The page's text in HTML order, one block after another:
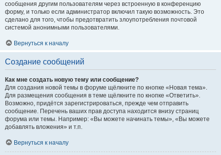
сообщения другим пользователям через встроенную в конференцию
форму, и только если администратор включил такую возможность. Это
сделано для того, чтобы предотвратить злоупотребления почтовой
системой анонимными пользователями.
Вернуться к началу
Создание сообщений
Как мне создать новую тему или сообщение?
Для создания новой темы в форуме щёлкните по кнопке «Новая тема».
Для размещения сообщения в теме щёлкните по кнопке «Ответить».
Возможно, придётся зарегистрироваться, прежде чем отправить
сообщение. Перечень ваших прав доступа находится внизу страниц
форума или темы. Например: «Вы можете начинать темы», «Вы можете
добавлять вложения» и т.п.
Вернуться к началу